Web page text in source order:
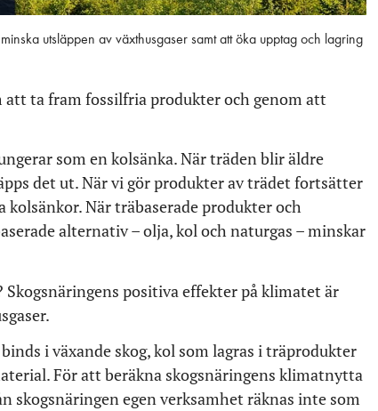
utsläppen av växthusgaser samt att öka upptag och lagring
ta fram fossilfria produkter och genom att
som en kolsänka. När träden blir äldre
det ut. När vi gör produkter av trädet fortsätter
När träbaserade produkter och
alternativ – olja, kol och naturgas – minskar
positiva effekter på klimatet är
i växande skog, kol som lagras i träprodukter
För att beräkna skogsnäringens klimatnytta
skogsnäringen egen verksamhet räknas inte som